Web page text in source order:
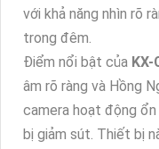
với khả năng nhìn rõ
trong đêm.
Điểm nổi bật của
âm rõ ràng và Hồng
camera hoạt động
bị giảm sút. Thiết bị